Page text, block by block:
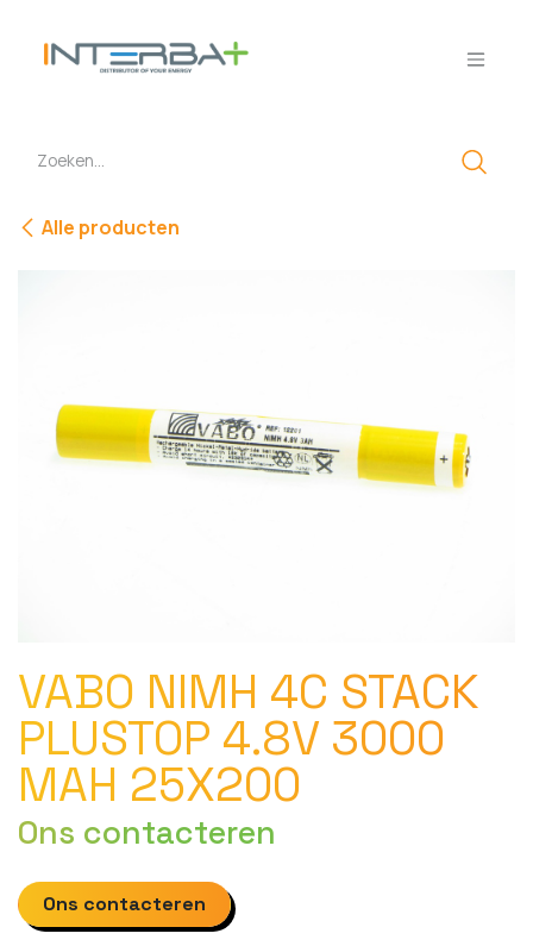
Alle producten
VABO NIMH 4C STACK
PLUSTOP 4.8V 3000
MAH 25X200
Ons contacteren
Ons contacteren